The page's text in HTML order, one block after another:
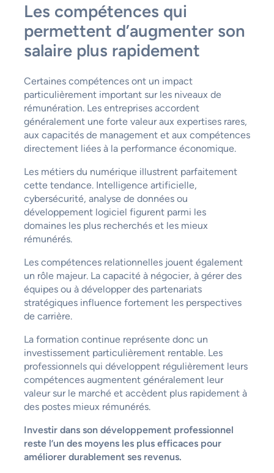
Les compétences qui
permettent d’augmenter son
salaire plus rapidement
Certaines compétences ont un impact
particulièrement important sur les niveaux de
rémunération. Les entreprises accordent
généralement une forte valeur aux expertises rares,
aux capacités de management et aux compétences
directement liées à la performance économique.
Les métiers du numérique illustrent parfaitement
cette tendance. Intelligence artificielle,
cybersécurité, analyse de données ou
développement logiciel figurent parmi les
domaines les plus recherchés et les mieux
rémunérés.
Les compétences relationnelles jouent également
un rôle majeur. La capacité à négocier, à gérer des
équipes ou à développer des partenariats
stratégiques influence fortement les perspectives
de carrière.
La formation continue représente donc un
investissement particulièrement rentable. Les
professionnels qui développent régulièrement leurs
compétences augmentent généralement leur
valeur sur le marché et accèdent plus rapidement à
des postes mieux rémunérés.
Investir dans son développement professionnel
reste l’un des moyens les plus efficaces pour
améliorer durablement ses revenus.